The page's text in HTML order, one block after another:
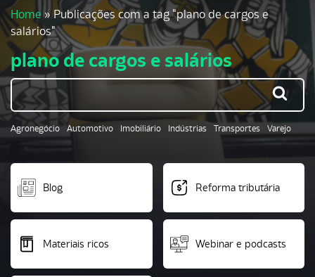
Home» Publicações com a tag "plano de cargos e
salários"
plano de cargos e salários
Agronegócio Automotivo Imobiliário Indústrias Transportes Varejo
Blog Reforma tributária
Materiais ricos Webinar e podcasts